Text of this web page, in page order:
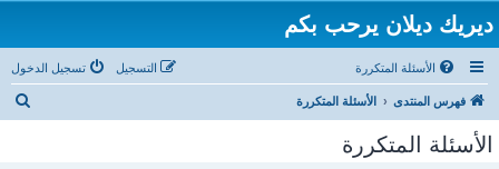
ديريك ديلان يرحب بكم
الأسئلة المتكررة تسجيل الدخول التسجيل
فهرس المنتدى الأسئلة المتكررة
الأسئلة المتكررة